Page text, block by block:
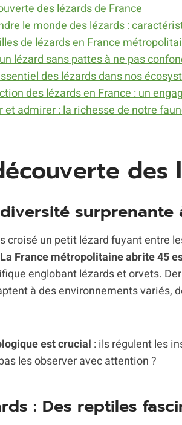
des lézards de France
le monde des lézards :
de lézards en France
lézard sans pattes à ne pas
des lézards dans nos
des lézards en France : un
et admirer : la richesse de notre
des
surprenante
croisé un petit lézard fuyant entre
La France métropolitaine abrite 45
englobant lézards et orvets.
à des environnements variés,
est crucial : ils régulent les
les observer avec attention ?
: Des reptiles